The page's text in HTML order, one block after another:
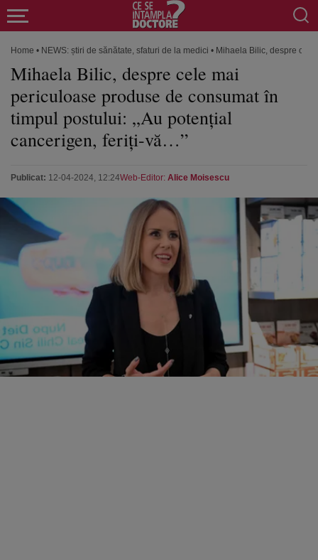
Home • NEWS: știri de sănătate, sfaturi de la medici • Mihaela Bilic, despre
Mihaela Bilic, despre cele mai
periculoase produse de consumat în
timpul postului: „Au potențial
cancerigen, feriți-vă…”
Publicat: 12-04-2024, 12:24Web-Editor: Alice Moisescu